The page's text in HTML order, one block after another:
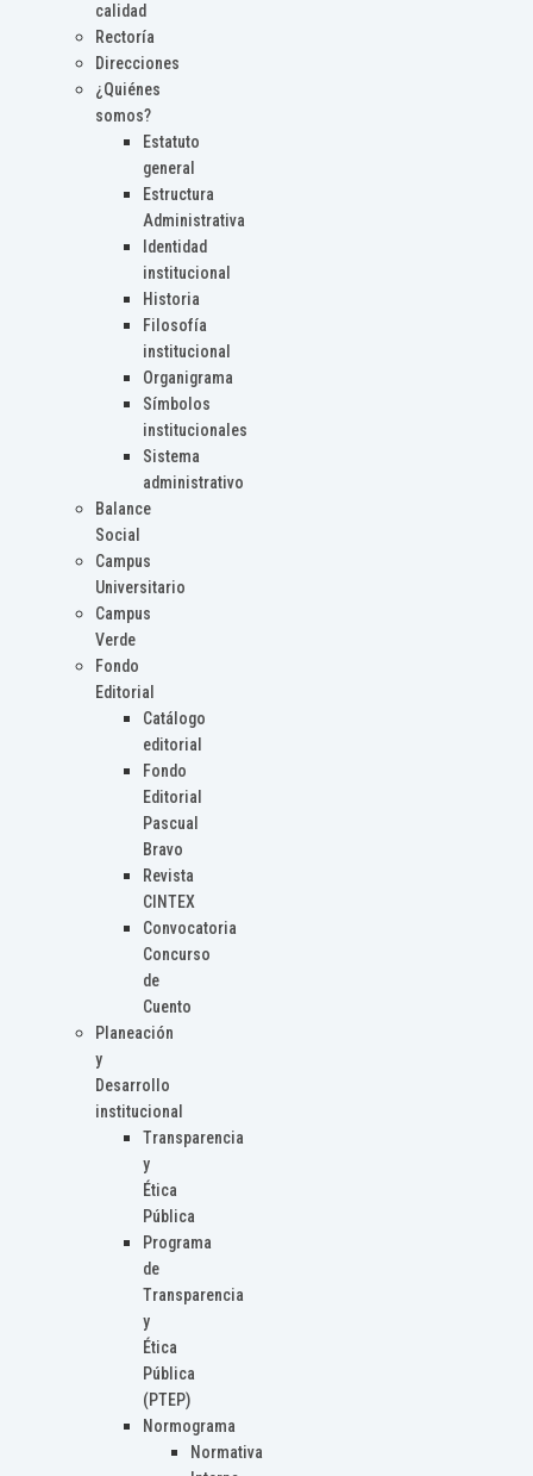
calidad
Rectoría
Direcciones
¿Quiénes
somos?
Estatuto
general
Estructura
Administrativa
Identidad
institucional
Historia
Filosofía
institucional
Organigrama
Símbolos
institucionales
Sistema
administrativo
Balance
Social
Campus
Universitario
Campus
Verde
Fondo
Editorial
Catálogo
editorial
Fondo
Editorial
Pascual
Bravo
Revista
CINTEX
Convocatoria
Concurso
de
Cuento
Planeación
y
Desarrollo
institucional
Transparencia
y
Ética
Pública
Programa
de
Transparencia
y
Ética
Pública
(PTEP)
Normograma
Normativa